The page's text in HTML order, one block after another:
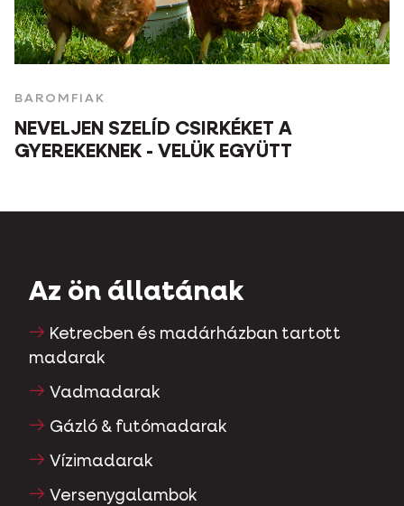
BAROMFIAK
NEVELJEN SZELÍD CSIRKÉKET A
GYEREKEKNEK - VELÜK EGYÜTT
Az ön állatának
Ketrecben és madárházban tartott
madarak
Vadmadarak
Gázló & futómadarak
Vízimadarak
Versenygalambok